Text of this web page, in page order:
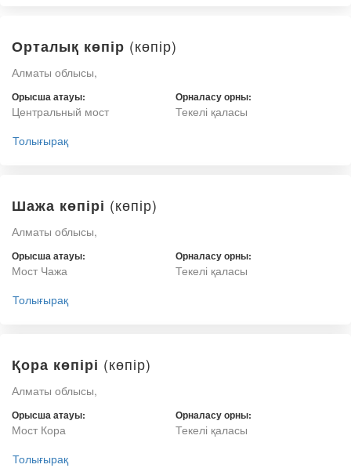
Орталық көпір (көпір)
Алматы облысы,
Орысша атауы:
Центральный мост
Орналасу орны:
Текелі қаласы
Толығырақ
Шажа көпірі (көпір)
Алматы облысы,
Орысша атауы:
Мост Чажа
Орналасу орны:
Текелі қаласы
Толығырақ
Қора көпірі (көпір)
Алматы облысы,
Орысша атауы:
Мост Кора
Орналасу орны:
Текелі қаласы
Толығырақ